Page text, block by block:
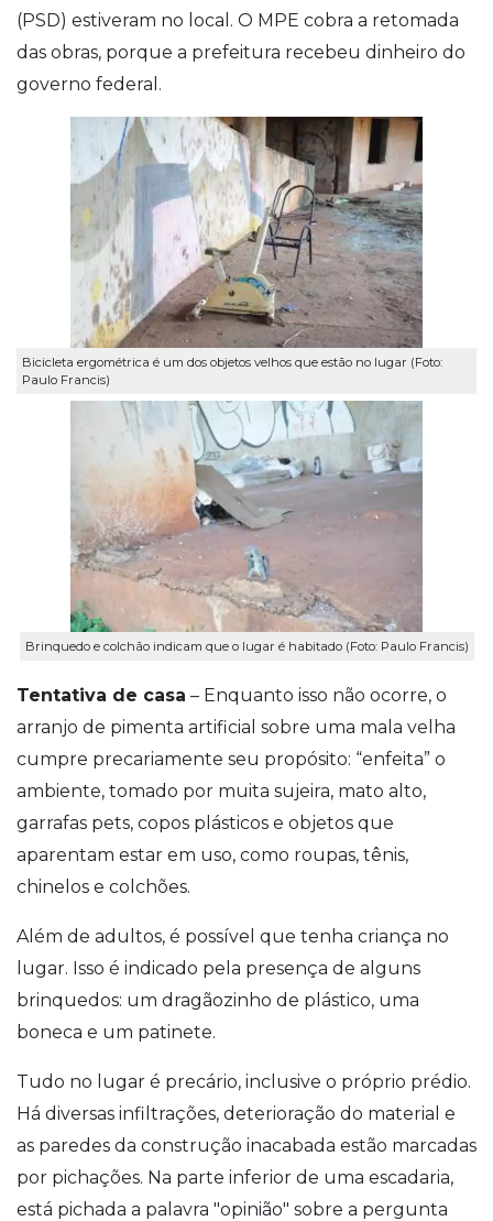
(PSD) estiveram no local. O MPE cobra a retomada
das obras, porque a prefeitura recebeu dinheiro do
governo federal.
Bicicleta ergométrica é um dos objetos velhos que estão no lugar (Foto:
Paulo Francis)
Brinquedo e colchão indicam que o lugar é habitado (Foto: Paulo Francis)
Tentativa de casa – Enquanto isso não ocorre, o
arranjo de pimenta artificial sobre uma mala velha
cumpre precariamente seu propósito: “enfeita” o
ambiente, tomado por muita sujeira, mato alto,
garrafas pets, copos plásticos e objetos que
aparentam estar em uso, como roupas, tênis,
chinelos e colchões.
Além de adultos, é possível que tenha criança no
lugar. Isso é indicado pela presença de alguns
brinquedos: um dragãozinho de plástico, uma
boneca e um patinete.
Tudo no lugar é precário, inclusive o próprio prédio.
Há diversas infiltrações, deterioração do material e
as paredes da construção inacabada estão marcadas
por pichações. Na parte inferior de uma escadaria,
está pichada a palavra "opinião" sobre a pergunta